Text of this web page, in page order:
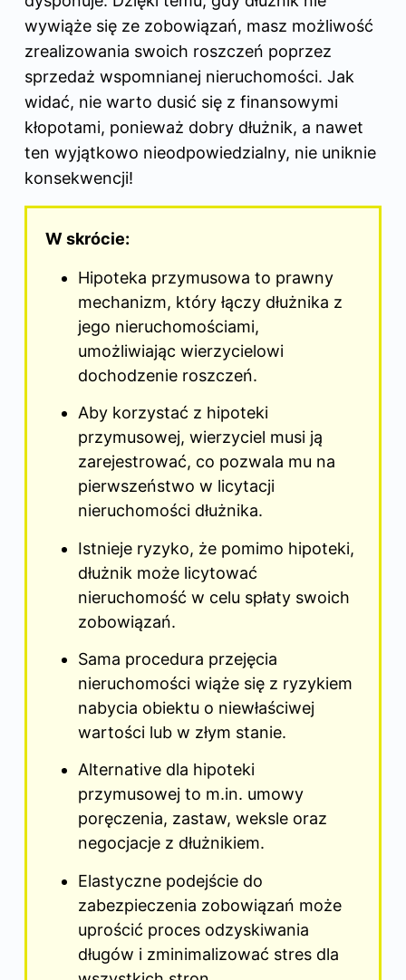
wywiąże się ze zobowiązań, masz możliwość
zrealizowania swoich roszczeń poprzez
sprzedaż wspomnianej nieruchomości. Jak
widać, nie warto dusić się z finansowymi
kłopotami, ponieważ dobry dłużnik, a nawet
ten wyjątkowo nieodpowiedzialny, nie uniknie
konsekwencji!
W skrócie:
Hipoteka przymusowa to prawny
mechanizm, który łączy dłużnika z
jego nieruchomościami,
umożliwiając wierzycielowi
dochodzenie roszczeń.
Aby korzystać z hipoteki
przymusowej, wierzyciel musi ją
zarejestrować, co pozwala mu na
pierwszeństwo w licytacji
nieruchomości dłużnika.
Istnieje ryzyko, że pomimo hipoteki,
dłużnik może licytować
nieruchomość w celu spłaty swoich
zobowiązań.
Sama procedura przejęcia
nieruchomości wiąże się z ryzykiem
nabycia obiektu o niewłaściwej
wartości lub w złym stanie.
Alternative dla hipoteki
przymusowej to m.in. umowy
poręczenia, zastaw, weksle oraz
negocjacje z dłużnikiem.
Elastyczne podejście do
zabezpieczenia zobowiązań może
uprościć proces odzyskiwania
długów i zminimalizować stres dla